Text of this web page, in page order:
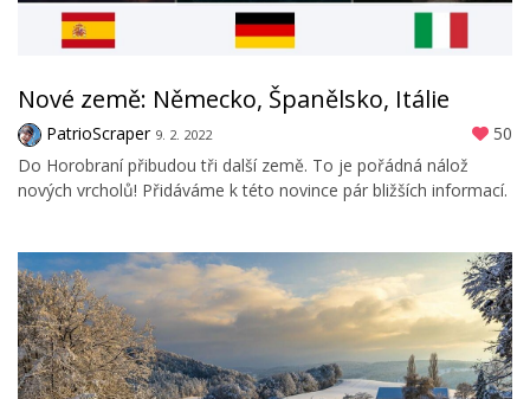
Nové země: Německo, Španělsko, Itálie
PatrioScraper 9. 2. 2022
50
Do Horobraní přibudou tři další země. To je pořádná nálož
nových vrcholů! Přidáváme k této novince pár bližších informací.